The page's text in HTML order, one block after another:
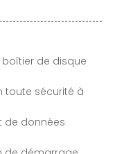
boîtier de disque
toute sécurité à
de données